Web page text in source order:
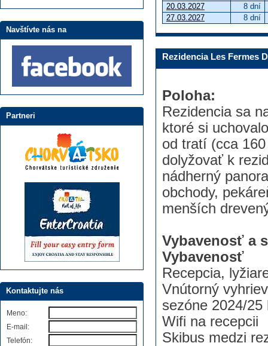
20.03.2027
8 dní
27.03.2027
8 dní
Rezidencia Les Fermes
Poloha:
Rezidencia sa
ktoré si
od tratí (cca
dolyžovať k
nádherný
obchody,
menších
Vybavenosť a
Vybavenosť
Recepcia,
Vnútorný
sezóne 2024/
Wifi na recepcii
Skibus medzi
Navštívte nás na
Partneri
Kontaktujte nás
Meno:
E-mail:
Telefón: